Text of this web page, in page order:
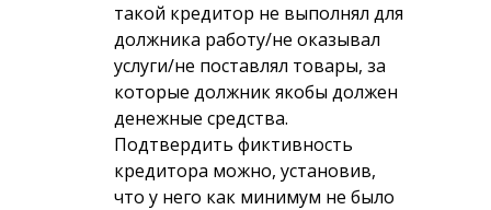
такой кредитор не выполнял для
должника работу/не оказывал
услуги/не поставлял товары, за
которые должник якобы должен
денежные средства.
Подтвердить фиктивность
кредитора можно, установив,
что у него как минимум не было